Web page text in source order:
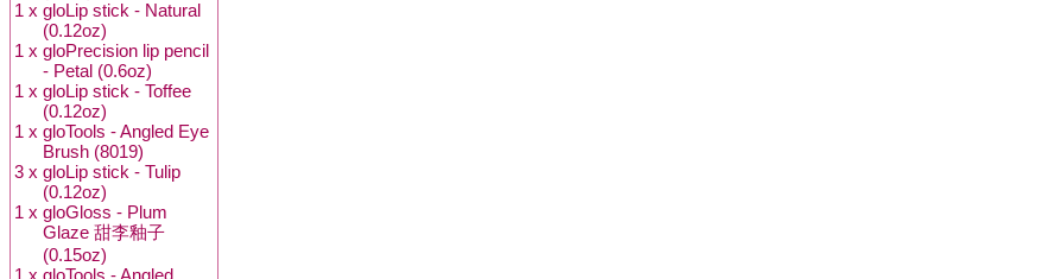
1 x gloLip stick - Natural
(0.12oz)
1 x gloPrecision lip pencil
- Petal (0.6oz)
1 x gloLip stick - Toffee
(0.12oz)
1 x gloTools - Angled Eye
Brush (8019)
3 x gloLip stick - Tulip
(0.12oz)
1 x gloGloss - Plum
Glaze 甜李釉子
(0.15oz)
1 x gloTools - Angled